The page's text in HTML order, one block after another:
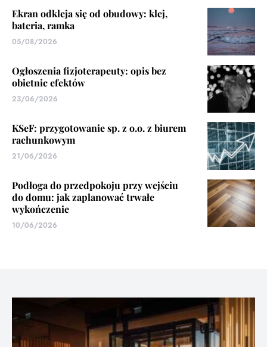
Ekran odkleja się od obudowy: klej,
bateria, ramka
05/08/2026
Ogłoszenia fizjoterapeuty: opis bez
obietnic efektów
23/06/2026
KSeF: przygotowanie sp. z o.o. z biurem
rachunkowym
21/06/2026
Podłoga do przedpokoju przy wejściu
do domu: jak zaplanować trwałe
wykończenie
10/06/2026